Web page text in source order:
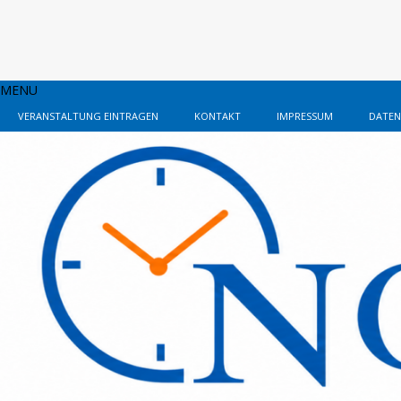
MENU
VERANSTALTUNG EINTRAGEN KONTAKT IMPRESSUM